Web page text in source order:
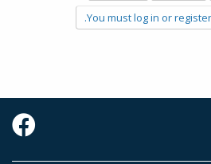
You must log in or